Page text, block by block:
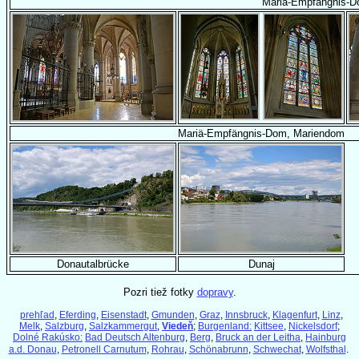
Mariä-Empfängnis-Dom, Mariendom
Donautalbrücke Dunaj
Pozri tiež fotky dopravy.
prehľad , Eferding, Eisenstadt, Gmunden, Graz, Innsbruck, Klagenfurt, Linz,
Melk, Salzburg, Salzkammergut, Viedeň; Burgenland: Kittsee, Nickelsdorf;
Dolné Rakúsko: Bad Deutsch Altenburg, Berg, Bruck an der Leitha, Hainburg
a.d. Donau, Petronell Carnutum, Rohrau, Schönabrunn, Schwechat, Wolfsthal .